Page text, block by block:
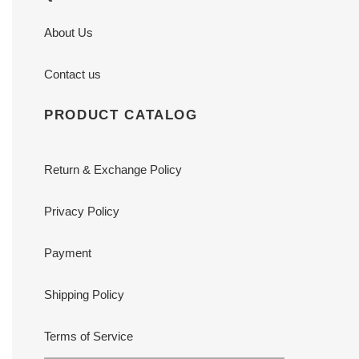
About Us
Contact us
PRODUCT CATALOG
Return & Exchange Policy
Privacy Policy
Payment
Shipping Policy
Terms of Service